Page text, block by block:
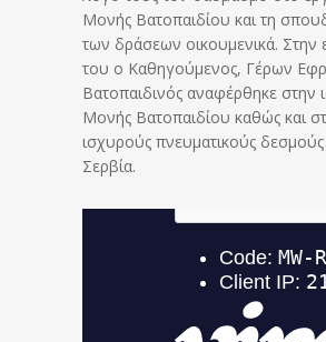
Μονής Βατοπαιδίου και τη
των δράσεων οικουμενικά. Στην
του ο Καθηγούμενος, Γέρων
Βατοπαιδινός αναφέρθηκε στην
Μονής Βατοπαιδίου καθώς και
ισχυρούς πνευματικούς δεσμούς
Σερβία.